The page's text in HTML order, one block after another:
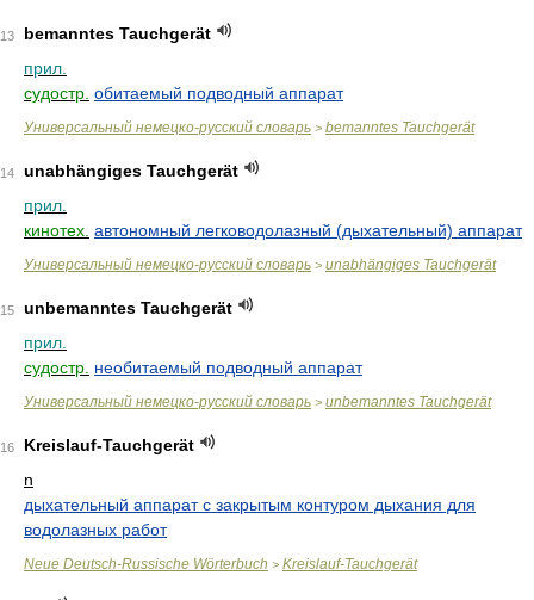
13
bemanntes Tauchgerät
прил.
судостр. обитаемый подводный аппарат
Универсальный немецко-русский словарь > bemanntes Tauchgerät
14
unabhängiges Tauchgerät
прил.
кинотех. автономный легководолазный (дыхательный) аппарат
Универсальный немецко-русский словарь > unabhängiges Tauchgerät
15
unbemanntes Tauchgerät
прил.
судостр. необитаемый подводный аппарат
Универсальный немецко-русский словарь > unbemanntes Tauchgerät
16
Kreislauf-Tauchgerät
n
дыхательный аппарат с закрытым контуром дыхания для
водолазных работ
Neue Deutsch-Russische Wörterbuch > Kreislauf-Tauchgerät